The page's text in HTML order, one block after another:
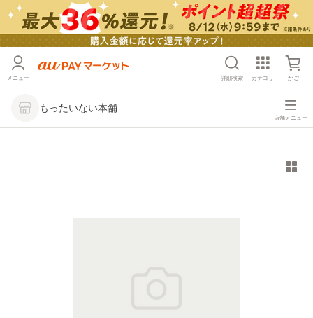
メニュー 詳細検索 カテゴリ かご
もったいない本舗
店舗メニュー